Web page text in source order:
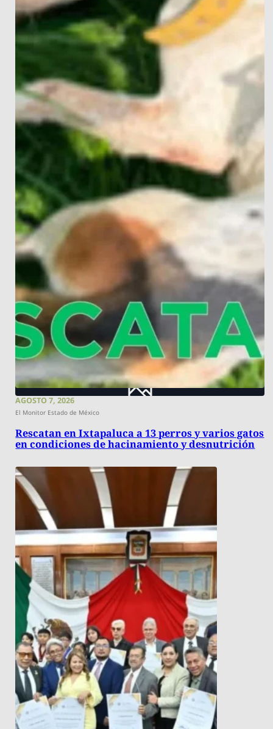
AGOSTO 7, 2026
El Monitor Estado de México
Rescatan en Ixtapaluca a 13 perros y varios gatos
en condiciones de hacinamiento y desnutrición